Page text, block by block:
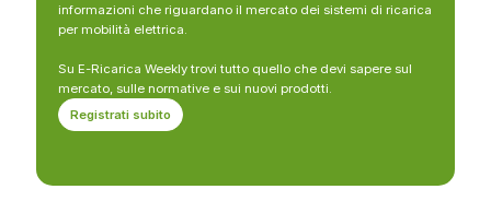
informazioni che riguardano il mercato dei sistemi di ricarica
per mobilità elettrica.
Su E-Ricarica Weekly trovi tutto quello che devi sapere sul
mercato, sulle normative e sui nuovi prodotti.
Registrati subito